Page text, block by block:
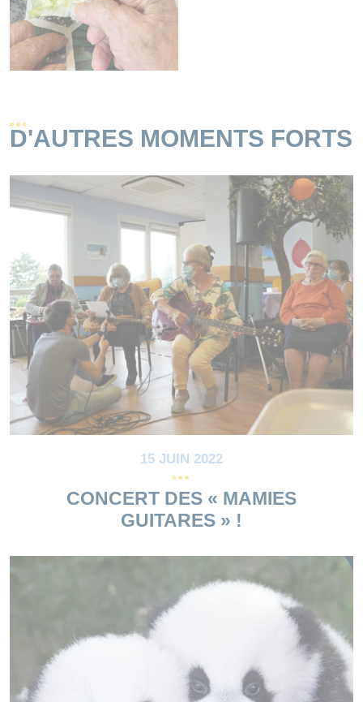
D'AUTRES MOMENTS FORTS
15 JUIN 2022
CONCERT DES « MAMIES
GUITARES » !